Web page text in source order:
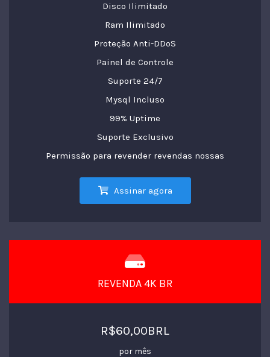
Disco Ilimitado
Ram Ilimitado
Proteção Anti-DDoS
Painel de Controle
Suporte 24/7
Mysql Incluso
99% Uptime
Suporte Exclusivo
Permissão para revender revendas nossas
Assinar agora
REVENDA 4K BR
R$60,00BRL
por mês